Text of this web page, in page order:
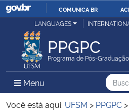
IR
COMUNICA BR
Ministério da Justiça e Segurança Pública
Ministério da Defesa
Ministério das Relações Exteriores
LANGUAGES
PPGPC
Programa de Pós-
Menu Menu Principal do
Você está aqui: UFSM > PPGPC >